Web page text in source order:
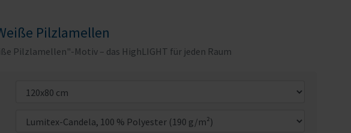
Pilzlamellen
Pilzlamellen"-Motiv – das HighLIGHT für jeden Raum